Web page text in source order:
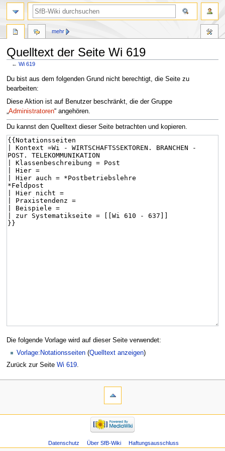
Quelltext der Seite Wi 619
←Wi 619
Zur
Navigation
springen
Zur
Suche
springen
Du bist aus dem folgenden Grund nicht berechtigt, die Seite zu
bearbeiten:
Diese Aktion ist auf Benutzer beschränkt, die der Gruppe
Administratoren“ angehören.
Du kannst den Quelltext dieser Seite betrachten und kopieren.
Die folgende Vorlage wird auf dieser Seite verwendet:
Vorlage:Notationsseiten (Quelltext anzeigen)
Zurück zur Seite Wi 619.
mehr
Datenschutz Über SfB-Wiki Haftungsausschluss